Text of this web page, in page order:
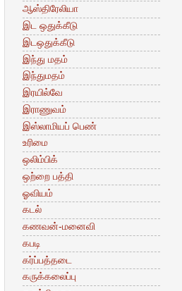
ஆஸ்திரேலியா
இட ஒதுக்கீடு
இடஒதுக்கீடு
இந்து மதம்
இந்துமதம்
இரயில்வே
இராணுவம்
இஸ்லாமியப் பெண்
உரிமை
ஒலிம்பிக்
ஒற்றை பத்தி
ஓவியம்
கடல்
கணவன்-மனைவி
கபடி
கர்ப்பத்தடை
கருக்கலைப்பு